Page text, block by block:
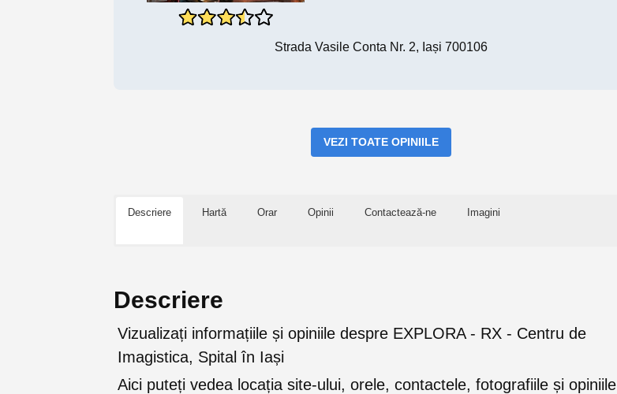
Strada Vasile Conta Nr. 2, Iași 700106
VEZI TOATE OPINIILE
Descriere Hartă Orar Opinii Contactează-ne Imagini
Descriere
Vizualizați informațiile și opiniile despre EXPLORA - RX - Centru de
Imagistica, Spital în Iași
Aici puteți vedea locația site-ului, orele, contactele, fotografiile și opiniile